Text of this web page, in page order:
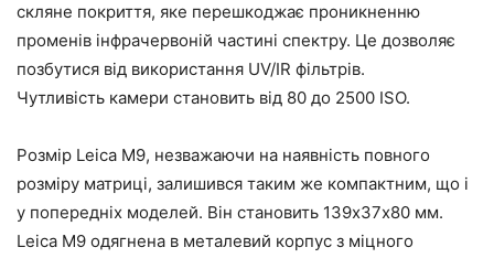
скляне покриття, яке перешкоджає проникненню
променів інфрачервоній частині спектру. Це дозволяє
позбутися від використання UV/IR фільтрів.
Чутливість камери становить від 80 до 2500 ISO.
Розмір Leica M9, незважаючи на наявність повного
розміру матриці, залишився таким же компактним, що і
у попередніх моделей. Він становить 139х37х80 мм.
Leica M9 одягнена в металевий корпус з міцного